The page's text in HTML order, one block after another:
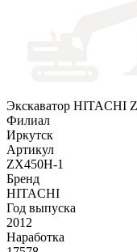
Экскаватор HITACHI
Филиал
Иркутск
Артикул
ZX450H-1
Бренд
HITACHI
Год выпуска
2012
Наработка